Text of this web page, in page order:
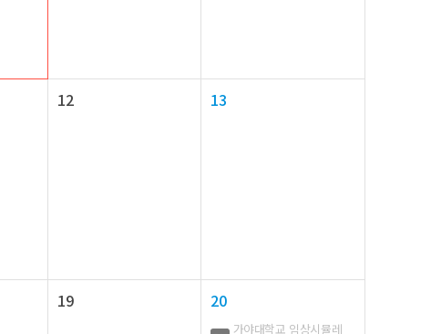
12 13
19 20
가야대학교 임상시뮬레